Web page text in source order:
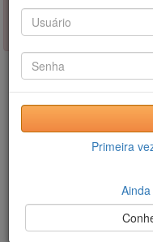
Sessão indisponível
realizado)
Primeira